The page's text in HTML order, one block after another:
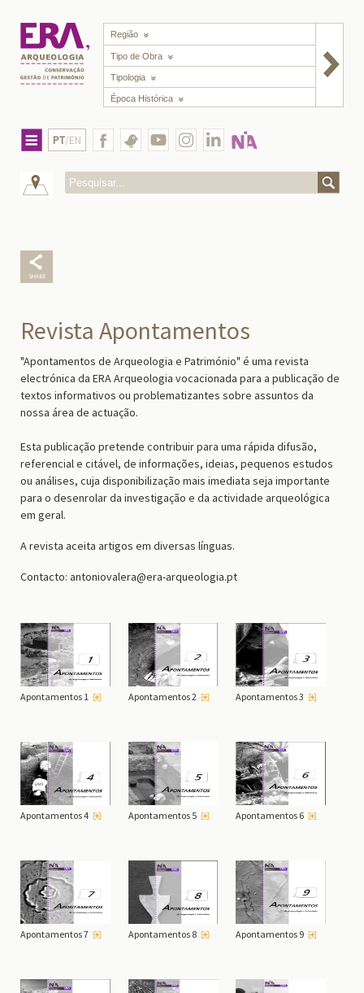
Região
Tipo de Obra
Tipologia
Época Histórica
PT/EN
Revista Apontamentos
"Apontamentos de Arqueologia e Património" é uma revista
electrónica da ERA Arqueologia vocacionada para a publicação de
textos informativos ou problematizantes sobre assuntos da
nossa área de actuação.
Esta publicação pretende contribuir para uma rápida difusão,
referencial e citável, de informações, ideias, pequenos estudos
ou análises, cuja disponibilização mais imediata seja importante
para o desenrolar da investigação e da actividade arqueológica
em geral.
A revista aceita artigos em diversas línguas.
Contacto: antoniovalera@era-arqueologia.pt
Apontamentos 1 Apontamentos 2 Apontamentos 3
Apontamentos 4 Apontamentos 5 Apontamentos 6
Apontamentos 7 Apontamentos 8 Apontamentos 9